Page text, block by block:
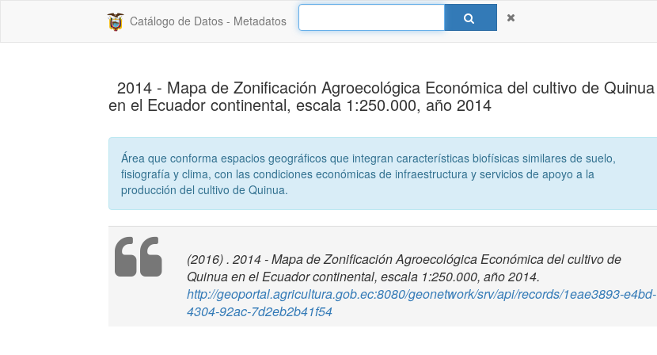
Catálogo de Datos - Metadatos
2014 - Mapa de Zonificación Agroecológica Económica del cultivo de Quinua
en el Ecuador continental, escala 1:250.000, año 2014
Área que conforma espacios geográficos que integran características biofísicas similares de suelo,
fisiografía y clima, con las condiciones económicas de infraestructura y servicios de apoyo a la
producción del cultivo de Quinua.
(2016) . 2014 - Mapa de Zonificación Agroecológica Económica del cultivo de
Quinua en el Ecuador continental, escala 1:250.000, año 2014.
http://geoportal.agricultura.gob.ec:8080/geonetwork/srv/api/records/1eae3893-e4bd-
4304-92ac-7d2eb2b41f54